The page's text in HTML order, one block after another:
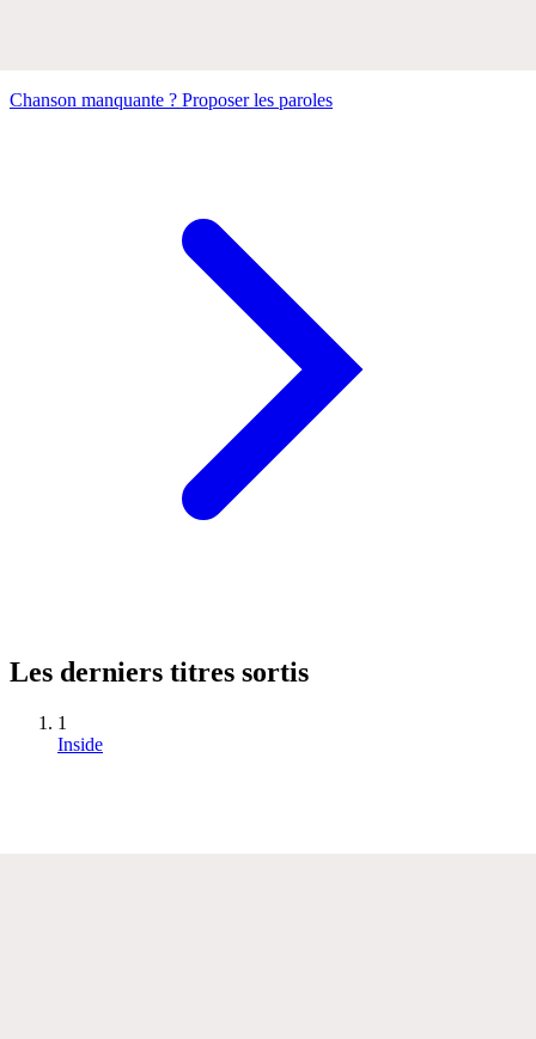
Chanson manquante ? Proposer les paroles
Les derniers titres sortis
1
Inside